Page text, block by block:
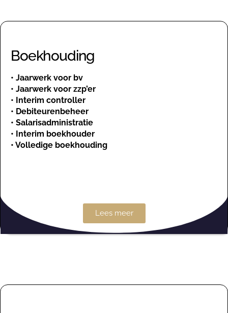
Boekhouding
• Jaarwerk voor bv
• Jaarwerk voor zzp’er
• Interim controller
• Debiteurenbeheer
• Salarisadministratie
• Interim boekhouder
• Volledige boekhouding
Lees meer